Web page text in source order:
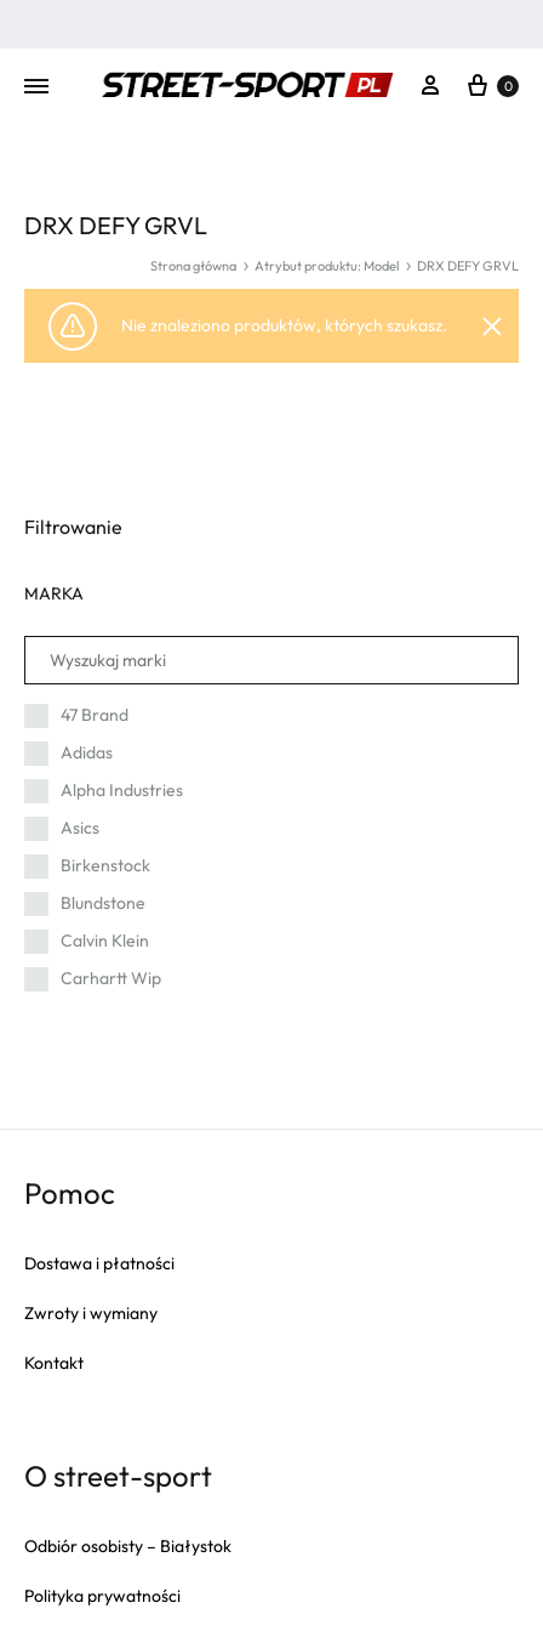
Moje konto
0
DRX DEFY GRVL
Strona główna Atrybut produktu: Model DRX DEFY GRVL
Nie znaleziono produktów, których szukasz.
Filtrowanie
MARKA
47 Brand
Adidas
Alpha Industries
Asics
Birkenstock
Blundstone
Calvin Klein
Carhartt Wip
Converse
Crocs
Eastpak
Fila
Fitflop
Goorin Bros
Herschel
Pomoc
Dostawa i płatności
Zwroty i wymiany
Kontakt
O street-sport
Odbiór osobisty – Białystok
Polityka prywatności